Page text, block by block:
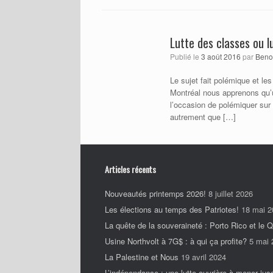
Lutte des classes ou
Publié le3 août 2016 par
Le sujet fait polémique et
Montréal nous apprenons
l’occasion de polémiquer
autrement que […]
Articles récents
Nouveautés printemps 2026! 8 juillet 2026
Les élections au temps des Patriotes! 18 mai
La quête de la souveraineté : Porto Rico et le
Usine Northvolt à 7G$ : à qui ça profite? 5 mai
La Palestine et Nous 19 avril 2024